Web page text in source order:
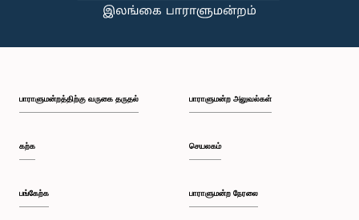
கௌரவ (கலாநிதி) ஜயம்பதி விக்ரமரத்ன, பா.உ.
உறுப்பினர்
பாராளுமன்றத்திற்கு வருகை தருதல்
கற்க
பங்கேற்க
பாராளுமன்ற அலுவல்கள்
செயலகம்
பாராளுமன்ற நேரலை